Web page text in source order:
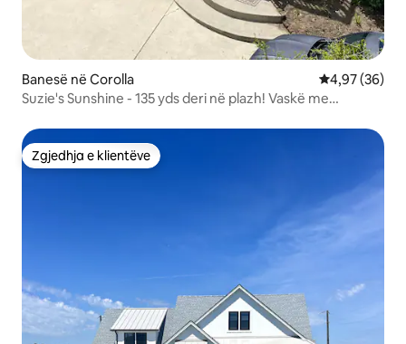
Banesë në Corolla Vlerësimi
4,97 (36)
Suzie's Sunshine - 135 yds deri në plazh! Vaskë me
Zgjedhja e klientëve
Zgjedhja e klientëve